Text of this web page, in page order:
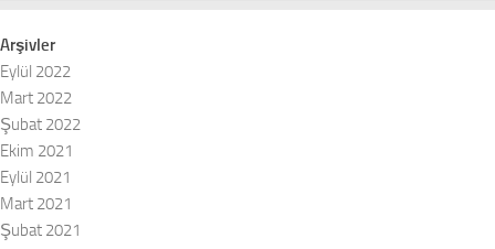
Arşivler
Eylül 2022
Mart 2022
Şubat 2022
Ekim 2021
Eylül 2021
Mart 2021
Şubat 2021